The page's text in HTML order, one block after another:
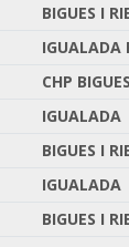
BIGUES I
IGUALADA
CHP
IGUALADA
BIGUES I
IGUALADA
BIGUES I